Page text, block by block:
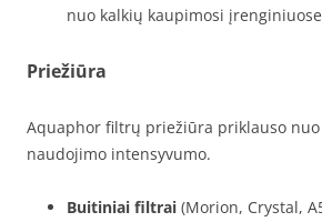
nuo kalkių kaupimosi
Priežiūra
Aquaphor filtrų priežiūra priklauso
naudojimo intensyvumo.
Buitiniai filtrai (Morion, Crystal,